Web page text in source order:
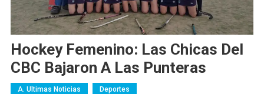
Hockey Femenino: Las Chicas Del
CBC Bajaron A Las Punteras
A. Ultimas Noticias Deportes